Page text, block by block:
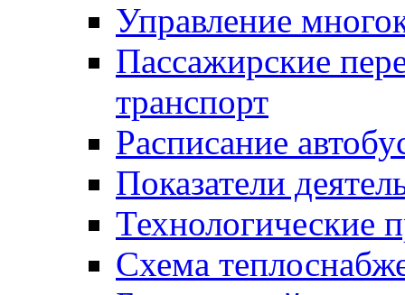
Управление
Пассажирские
транспорт
Расписание
Показатели
Технологические
Схема